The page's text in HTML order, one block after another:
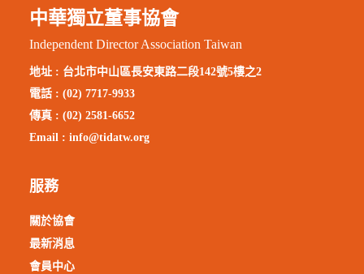
中華獨立董事協會
Independent Director Association Taiwan
地址 : 台北市中山區長安東路二段142號5樓之2
電話 : (02) 7717-9933
傳真 : (02) 2581-6652
Email :info@tidatw.org
服務
關於協會
最新消息
會員中心